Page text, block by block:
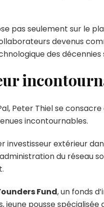
pas seulement sur le
devenus
des
Peter Thiel se consacre
incontournables.
investisseur extérieur
du réseau
Fund, un fonds
jeune pousse spécialisée